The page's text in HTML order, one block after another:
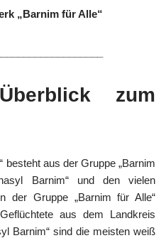
„Barnim für Alle“
zum
besteht aus der Gruppe „Barnim
Barnim“ und den vielen
der Gruppe „Barnim für Alle“
aus dem Landkreis
Barnim“ sind die meisten weiß